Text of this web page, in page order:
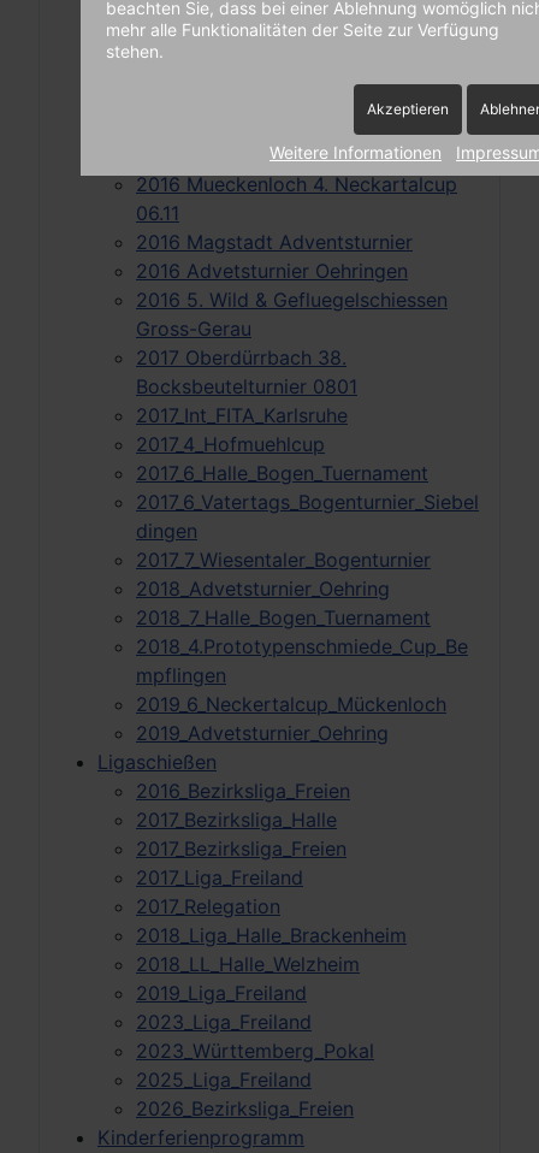
mpflingen
2016_Bergstrassen-
2016_Remsgockel-Turnier
2016 Mueckenloch 4. Neckartalcup
06.11
2016 Magstadt Adventsturnier
2016 Advetsturnier Oehringen
2016 5. Wild & Gefluegelschiessen
Gross-Gerau
2017 Oberdürrbach 38.
Bocksbeutelturnier 0801
2017_Int_FITA_Karlsruhe
2017_4_Hofmuehlcup
2017_6_Halle_Bogen_Tuernament
2017_6_Vatertags_Bogenturnier_Siebel
dingen
2017_7_Wiesentaler_Bogenturnier
2018_Advetsturnier_Oehring
2018_7_Halle_Bogen_Tuernament
2018_4.Prototypenschmiede_Cup_Be
mpflingen
2019_6_Neckertalcup_Mückenloch
2019_Advetsturnier_Oehring
Ligaschießen
2016_Bezirksliga_Freien
2017_Bezirksliga_Halle
2017_Bezirksliga_Freien
2017_Liga_Freiland
2017_Relegation
2018_Liga_Halle_Brackenheim
2018_LL_Halle_Welzheim
2019_Liga_Freiland
2023_Liga_Freiland
2023_Württemberg_Pokal
2025_Liga_Freiland
2026_Bezirksliga_Freien
Kinderferienprogramm
beachten Sie, dass bei einer Ablehnung womöglich
mehr alle Funktionalitäten der Seite zur Verfügung
stehen.
Akzeptieren
Weitere Informationen